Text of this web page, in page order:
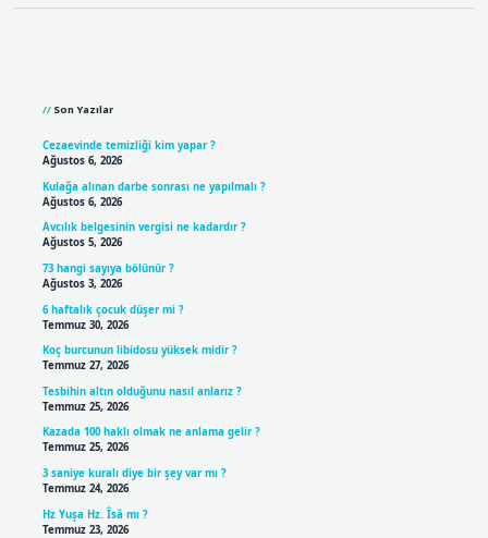
Son Yazılar
Cezaevinde temizliği kim yapar ?
Ağustos 6, 2026
Kulağa alınan darbe sonrası ne yapılmalı ?
Ağustos 6, 2026
Avcılık belgesinin vergisi ne kadardır ?
Ağustos 5, 2026
73 hangi sayıya bölünür ?
Ağustos 3, 2026
6 haftalık çocuk düşer mi ?
Temmuz 30, 2026
Koç burcunun libidosu yüksek midir ?
Temmuz 27, 2026
Tesbihin altın olduğunu nasıl anlarız ?
Temmuz 25, 2026
Kazada 100 haklı olmak ne anlama gelir ?
Temmuz 25, 2026
3 saniye kuralı diye bir şey var mı ?
Temmuz 24, 2026
Hz Yuşa Hz. Îsâ mı ?
Temmuz 23, 2026